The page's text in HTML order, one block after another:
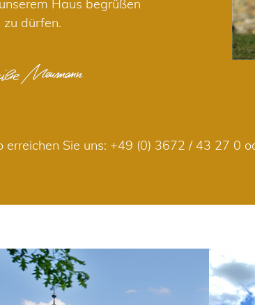
Haus begrüßen
dürfen.
erreichen Sie uns: +49 (0) 3672 / 43 27 0